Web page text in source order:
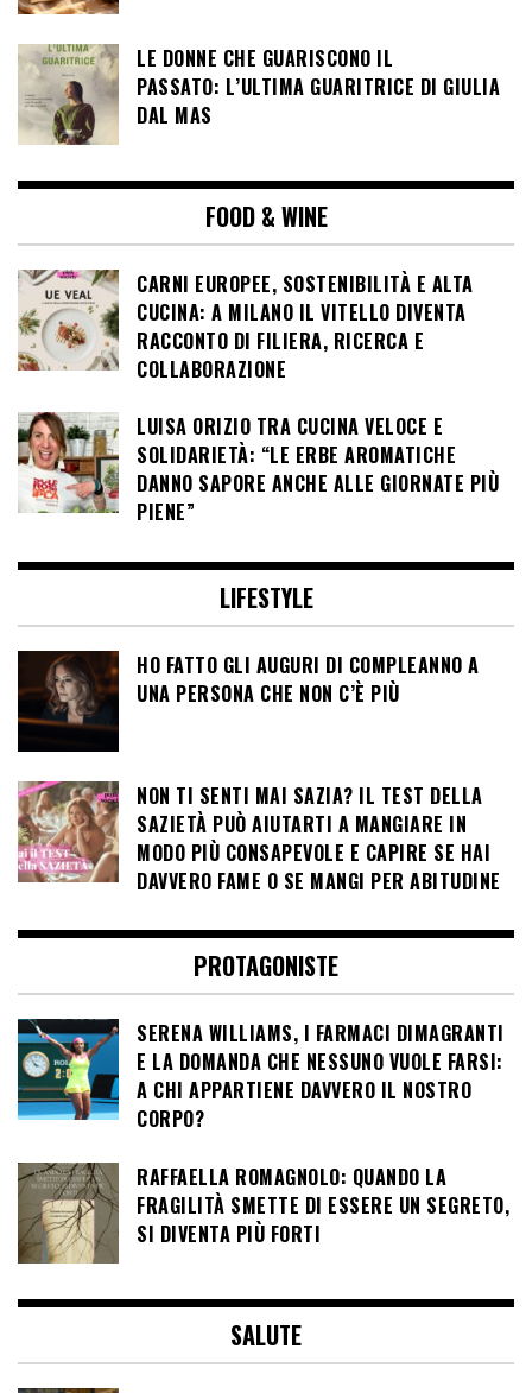
LE DONNE CHE GUARISCONO IL
PASSATO: L’ULTIMA GUARITRICE DI GIULIA
DAL MAS
FOOD & WINE
CARNI EUROPEE, SOSTENIBILITÀ E ALTA
CUCINA: A MILANO IL VITELLO DIVENTA
RACCONTO DI FILIERA, RICERCA E
COLLABORAZIONE
LUISA ORIZIO TRA CUCINA VELOCE E
SOLIDARIETÀ: “LE ERBE AROMATICHE
DANNO SAPORE ANCHE ALLE GIORNATE PIÙ
PIENE”
LIFESTYLE
HO FATTO GLI AUGURI DI COMPLEANNO A
UNA PERSONA CHE NON C’È PIÙ
NON TI SENTI MAI SAZIA? IL TEST DELLA
SAZIETÀ PUÒ AIUTARTI A MANGIARE IN
MODO PIÙ CONSAPEVOLE E CAPIRE SE HAI
DAVVERO FAME O SE MANGI PER ABITUDINE
PROTAGONISTE
SERENA WILLIAMS, I FARMACI DIMAGRANTI
E LA DOMANDA CHE NESSUNO VUOLE FARSI:
A CHI APPARTIENE DAVVERO IL NOSTRO
CORPO?
RAFFAELLA ROMAGNOLO: QUANDO LA
FRAGILITÀ SMETTE DI ESSERE UN SEGRETO,
SI DIVENTA PIÙ FORTI
SALUTE